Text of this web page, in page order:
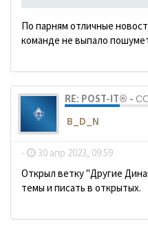
По парням отличные
команде не выпало
RE: POST-IT® -
B_D_N
- 30 апр 2023, 09:59
Открыл ветку "Другие
темы и писать в открытых.